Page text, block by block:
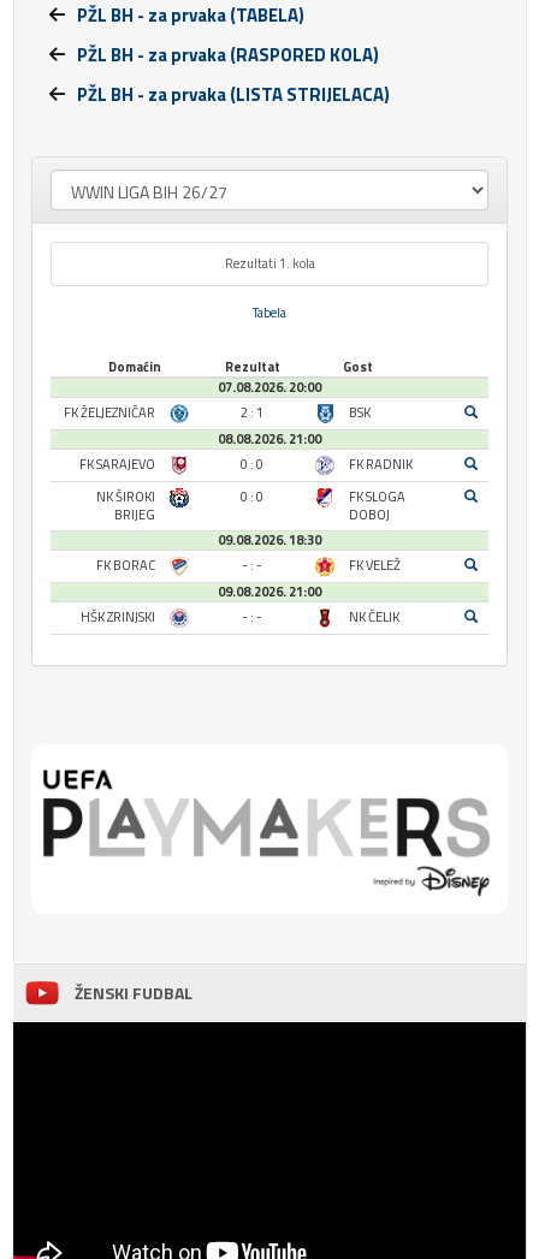
PŽL BH - za prvaka (TABELA)
PŽL BH - za prvaka (RASPORED KOLA)
PŽL BH - za prvaka (LISTA STRIJELACA)
Rezultati 1. kola
Tabela
Domaćin Rezultat
Gost
07.08.2026. 20:00
FK ŽELJEZNIČAR
2 : 1
BSK
08.08.2026. 21:00
FK SARAJEVO
0 : 0
FK RADNIK
NK ŠIROKI
BRIJEG
0 : 0
FK SLOGA
DOBOJ
09.08.2026. 18:30
FK BORAC
- : -
FK VELEŽ
09.08.2026. 21:00
HŠK ZRINJSKI
- : - NK ČELIK
ŽENSKI FUDBAL